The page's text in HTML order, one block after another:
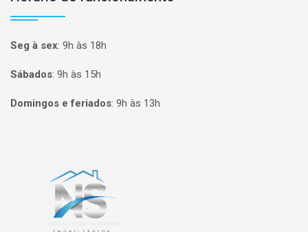
Seg à sex: 9h às 18h
Sábados: 9h às 15h
Domingos e feriados: 9h às 13h